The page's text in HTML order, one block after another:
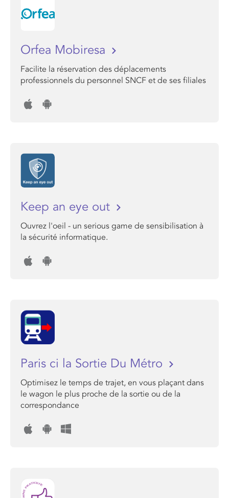
Orfea Mobiresa
Facilite la réservation des déplacements
professionnels du personnel SNCF et de ses filiales
Keep an eye out
Ouvrez l'oeil - un serious game de sensibilisation à
la sécurité informatique.
Paris ci la Sortie Du Métro
Optimisez le temps de trajet, en vous plaçant dans
le wagon le plus proche de la sortie ou de la
correspondance